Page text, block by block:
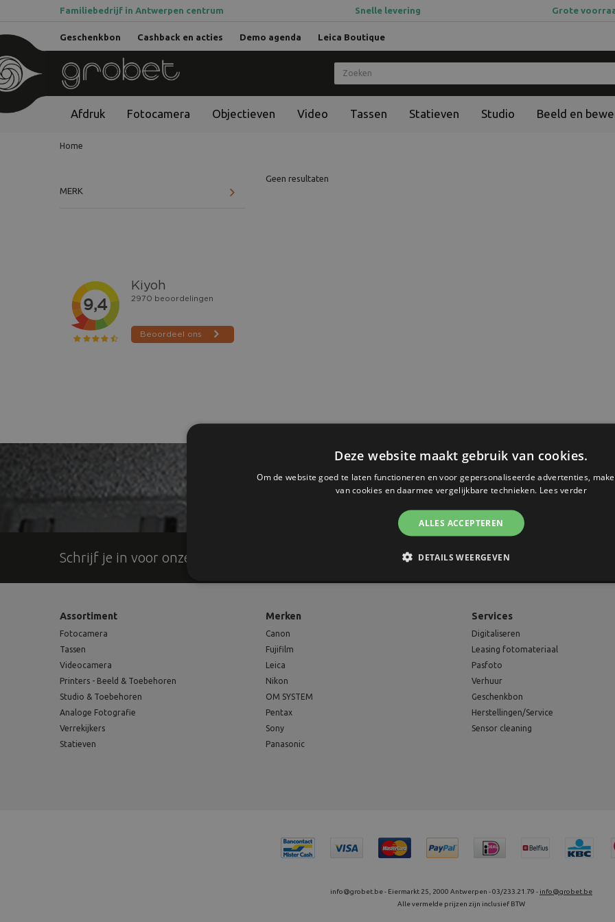
Familiebedrijf in Antwerpen centrum Snelle levering Grote
Geschenkbon Cashback en acties Demo agenda Leica Boutique
Afdruk Fotocamera Objectieven Video Tassen Statieven Studio Beeld en
Home
MERK
Geen resultaten
Altijd op de hoogte van het laatste nieuws
Schrijf je in voor onze nieuwsbrief!!
Assortiment
Fotocamera
Tassen
Videocamera
Printers - Beeld & Toebehoren
Studio & Toebehoren
Analoge Fotografie
Verrekijkers
Statieven
Merken
Canon
Fujifilm
Leica
Nikon
OM SYSTEM
Pentax
Sony
Panasonic
Services
Digitaliseren
Leasing fotomateriaal
Pasfoto
Verhuur
Geschenkbon
Herstellingen/Service
Sensor cleaning
info@grobet.be - Eiermarkt 25, 2000 Antwerpen - 03/233.21.79 - info@grobet.be
Alle vermelde prijzen zijn inclusief BTW
Deze website maakt gebruik van cookies.
Om de website goed te laten functioneren en voor gepersonaliseerde advertenties,
van cookies en daarmee vergelijkbare technieken. Lees verder
ALLES ACCEPTEREN
DETAILS WEERGEVEN